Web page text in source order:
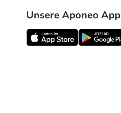
Unsere Aponeo App